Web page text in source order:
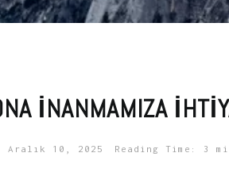
İNANMAMIZA
Aralık 10, 2025 Reading Time: 3